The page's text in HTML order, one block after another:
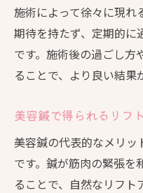
施術によって徐々に現れ
期待を持たず、定期的に
です。施術後の過ごし方
ることで、より良い結果
美容鍼で得られるリフ
美容鍼の代表的なメリッ
です。鍼が筋肉の緊張を
ることで、自然なリフト